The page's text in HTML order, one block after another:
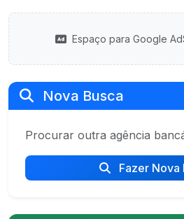
Espaço para Google
Nova Busca
Procurar outra agência
Fazer Nova